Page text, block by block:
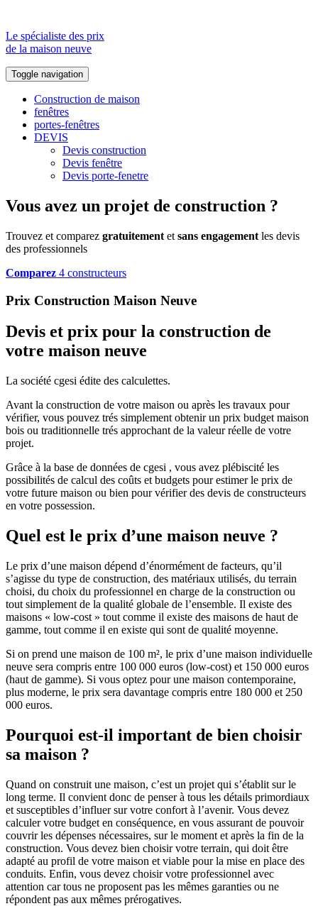
Le spécialiste des prix
de la maison neuve
Toggle navigation
Construction de maison
fenêtres
portes-fenêtres
DEVIS
Devis construction
Devis fenêtre
Devis porte-fenetre
Vous avez un projet de construction ?
Trouvez et comparez gratuitement et sans engagement les devis
des professionnels
Comparez 4 constructeurs
Prix Construction Maison Neuve
Devis et prix pour la construction de
votre maison neuve
La société cgesi édite des calculettes.
Avant la construction de votre maison ou après les travaux pour
vérifier, vous pouvez trés simplement obtenir un prix budget maison
bois ou traditionnelle trés approchant de la valeur réelle de votre
projet.
Grâce à la base de données de cgesi , vous avez plébiscité les
possibilités de calcul des coûts et budgets pour estimer le prix de
votre future maison ou bien pour vérifier des devis de constructeurs
en votre possession.
Quel est le prix d’une maison neuve ?
Le prix d’une maison dépend d’énormément de facteurs, qu’il
s’agisse du type de construction, des matériaux utilisés, du terrain
choisi, du choix du professionnel en charge de la construction ou
tout simplement de la qualité globale de l’ensemble. Il existe des
maisons « low-cost » tout comme il existe des maisons de haut de
gamme, tout comme il en existe qui sont de qualité moyenne.
Si on prend une maison de 100 m², le prix d’une maison individuelle
neuve sera compris entre 100 000 euros (low-cost) et 150 000 euros
(haut de gamme). Si vous optez pour une maison contemporaine,
plus moderne, le prix sera davantage compris entre 180 000 et 250
000 euros.
Pourquoi est-il important de bien choisir
sa maison ?
Quand on construit une maison, c’est un projet qui s’établit sur le
long terme. Il convient donc de penser à tous les détails primordiaux
et susceptibles d’influer sur votre confort à l’avenir. Vous devez
calculer votre budget en conséquence, en vous assurant de pouvoir
couvrir les dépenses nécessaires, sur le moment et après la fin de la
construction. Vous devez bien choisir votre terrain, qui doit être
adapté au profil de votre maison et viable pour la mise en place des
conduits. Enfin, vous devez choisir votre professionnel avec
attention car tous ne proposent pas les mêmes garanties ou ne
répondent pas aux mêmes prérogatives.